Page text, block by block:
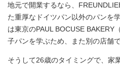
地元で開業するなら、
た重厚なドイツパン以外のパンを
は東京のPAUL BOCUSE BAKERY
子パンを学ぶため、また別の店舗
そうして26歳のタイミングで、家